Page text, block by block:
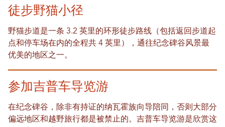
徒步野猫小径
野猫步道是一条 3.2 英里的环形徒步路线（包括返回步道起
点和停车场在内的全程共 4 英里），通往纪念碑谷风景最
优美的地区之一。
参加吉普车导览游
在纪念碑谷，除非有持证的纳瓦霍族向导陪同，否则大部分
偏远地区和越野旅行都是被禁止的。吉普车导览游是欣赏这